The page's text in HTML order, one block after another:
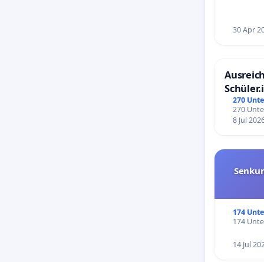
30 Apr
270
270
8 Jul
174
174
14 Jul